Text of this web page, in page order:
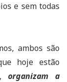
e sem todas
ambos são
hoje estão
organizam a